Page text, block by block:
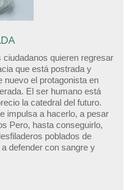
quieren regresar
que está postrada y
nuevo el protagonista en
El ser humano está
la catedral del futuro.
impulsa a hacerlo, a pesar
Pero, hasta conseguirlo,
poblados de
defender con sangre y